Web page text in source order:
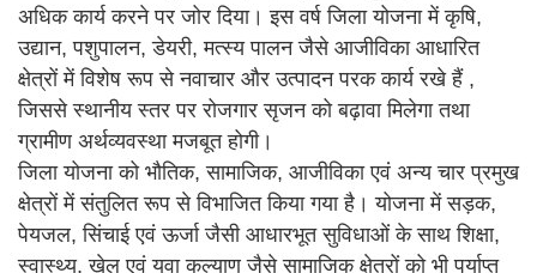
अधिक कार्य करने पर जोर दिया। इस वर्ष जिला योजना में कृषि,
उद्यान, पशुपालन, डेयरी, मत्स्य पालन जैसे आजीविका आधारित
क्षेत्रों में विशेष रूप से नवाचार और उत्पादन परक कार्य रखे हैं ,
जिससे स्थानीय स्तर पर रोजगार सृजन को बढ़ावा मिलेगा तथा
ग्रामीण अर्थव्यवस्था मजबूत होगी।
जिला योजना को भौतिक, सामाजिक, आजीविका एवं अन्य चार प्रमुख
क्षेत्रों में संतुलित रूप से विभाजित किया गया है। योजना में सड़क,
पेयजल, सिंचाई एवं ऊर्जा जैसी आधारभूत सुविधाओं के साथ शिक्षा,
स्वास्थ्य, खेल एवं युवा कल्याण जैसे सामाजिक क्षेत्रों को भी पर्याप्त